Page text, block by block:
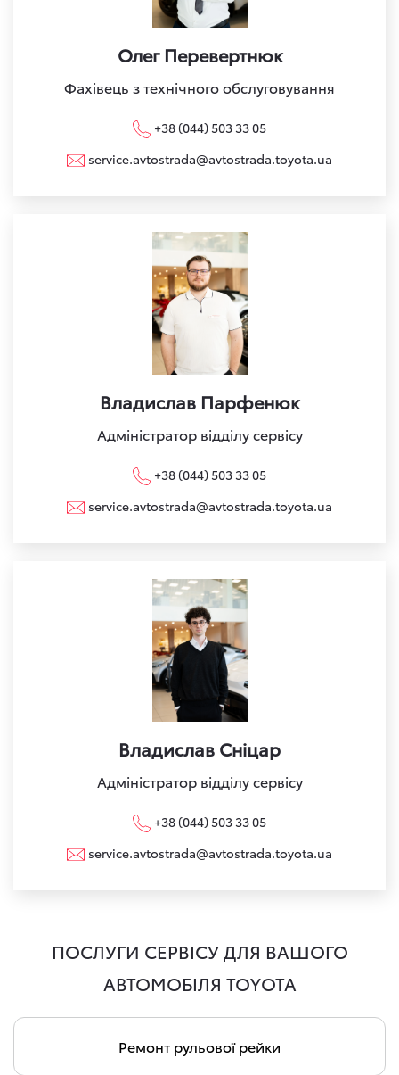
Олег Перевертнюк
Фахівець з технічного обслуговування
+38 (044) 503 33 05
service.avtostrada@avtostrada.toyota.ua
Владислав Парфенюк
Адміністратор відділу сервісу
+38 (044) 503 33 05
service.avtostrada@avtostrada.toyota.ua
Владислав Сніцар
Адміністратор відділу сервісу
+38 (044) 503 33 05
service.avtostrada@avtostrada.toyota.ua
ПОСЛУГИ СЕРВІСУ ДЛЯ ВАШОГО
АВТОМОБІЛЯ TOYOTA
Ремонт рульової рейки